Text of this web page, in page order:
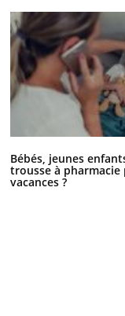
Bébés, jeunes
trousse à pharmacie
vacances ?